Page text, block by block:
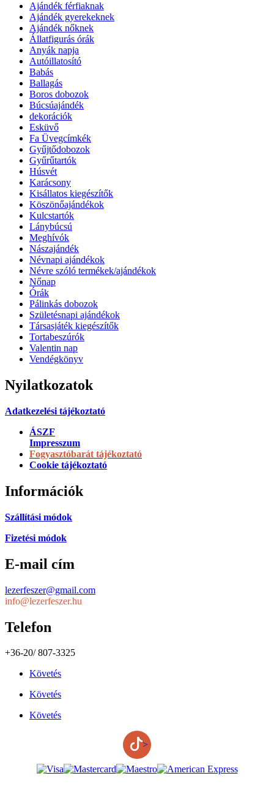
Ajándék férfiaknak
Ajándék gyerekeknek
Ajándék nőknek
Állatfigurás órák
Anyák napja
Autóillatosító
Babás
Ballagás
Boros dobozok
Búcsúajándék
dekorációk
Esküvő
Fa Üvegcímkék
Gyűjtődobozok
Gyűrűtartók
Húsvét
Karácsony
Kisállatos kiegészítők
Köszönőajándékok
Kulcstartók
Lánybúcsú
Meghívók
Nászajándék
Névnapi ajándékok
Névre szóló termékek/ajándékok
Nőnap
Órák
Pálinkás dobozok
Születésnapi ajándékok
Társasjáték kiegészítők
Tortabeszúrók
Valentin nap
Vendégkönyv
Nyilatkozatok
Adatkezelési tájékoztató
ÁSZF
Impresszum
Fogyasztóbarát tájékoztató
Cookie tájékoztató
Információk
Szállítási módok
Fizetési módok
E-mail cím
lezerfeszer@gmail.com
info@lezerfeszer.hu
Telefon
+36-20/ 807-3325
Követés
Követés
Követés
>